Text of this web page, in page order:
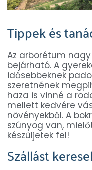
Tippek és
Az arborétum
bejárható. A
idősebbeknek
szeretnének
haza is vinné a
mellett kedvére
növényekből. A
szúnyog van,
készüljetek fel!
Szállást